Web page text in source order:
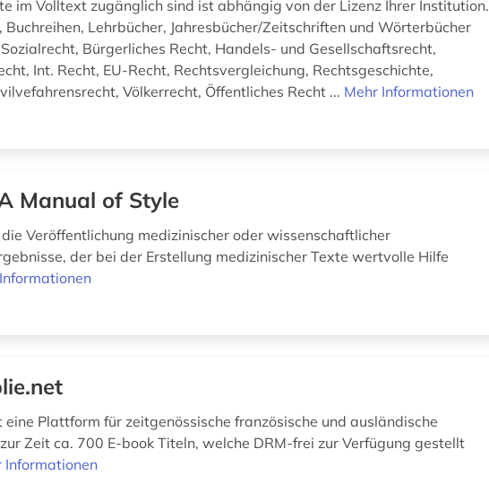
im Volltext zugänglich sind ist abhängig von der Lizenz Ihrer Institution.
Buchreihen, Lehrbücher, Jahresbücher/Zeitschriften und Wörterbücher
Bürgerliches Recht, Handels- und Gesellschaftsrecht,
Int. Recht, EU-Recht, Rechtsvergleichung, Rechtsgeschichte,
Völkerrecht, Öffentliches Recht ... Mehr Informationen
Manual of Style
Veröffentlichung medizinischer oder wissenschaftlicher
der bei der Erstellung medizinischer Texte wertvolle Hilfe
eine Plattform für zeitgenössische französische und ausländische
Zeit ca. 700 E-book Titeln, welche DRM-frei zur Verfügung gestellt
Informationen